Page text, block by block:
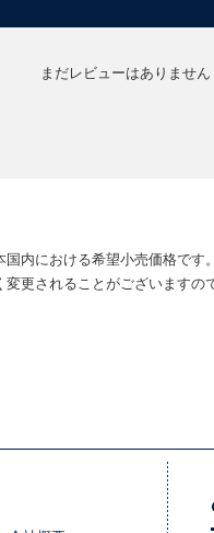
まだレビューはありません
内における希望小売価格で
更されることがございますの